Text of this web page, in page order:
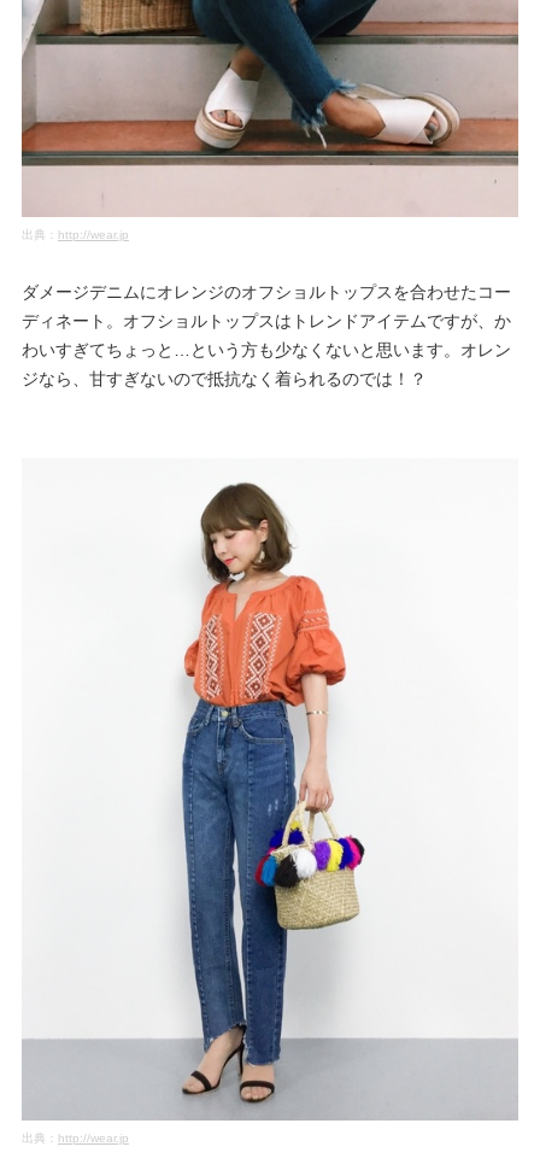
出典： http://wear.jp
ダメージデニムにオレンジのオフショルトップスを合わせたコー
ディネート。オフショルトップスはトレンドアイテムですが、か
わいすぎてちょっと…という方も少なくないと思います。オレン
ジなら、甘すぎないので抵抗なく着られるのでは！？
出典： http://wear.jp